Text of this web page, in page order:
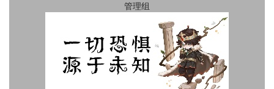
管理组